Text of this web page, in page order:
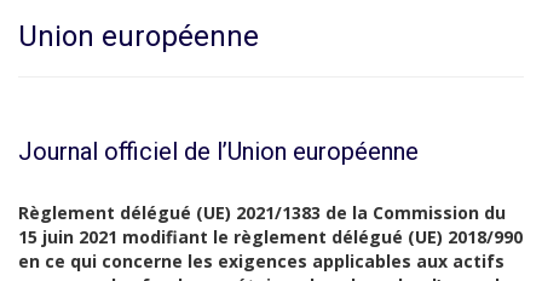
Union européenne
Journal officiel de l’Union européenne
Règlement délégué (UE) 2021/1383 de la Commission du
15 juin 2021 modifiant le règlement délégué (UE) 2018/990
en ce qui concerne les exigences applicables aux actifs